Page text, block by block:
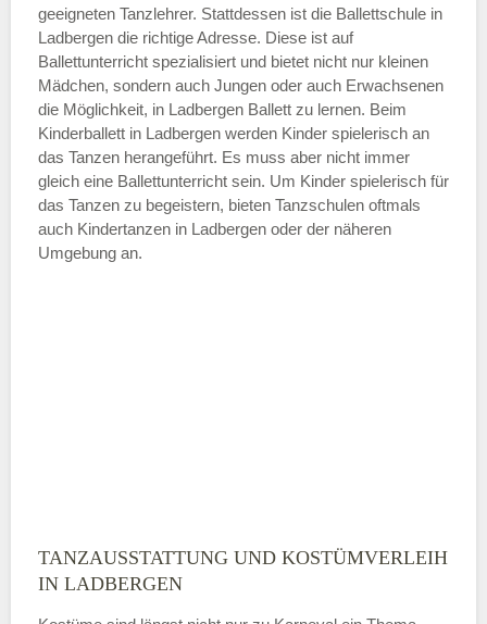
—
ÖFFNUNGSZEITEN HINZUFÜGEN
Samstag
geeigneten Tanzlehrer. Stattdessen ist die Ballettschule in
Ladbergen die richtige Adresse. Diese ist auf
Ballettunterricht spezialisiert und bietet nicht nur kleinen
Mädchen, sondern auch Jungen oder auch Erwachsenen
die Möglichkeit, in Ladbergen Ballett zu lernen. Beim
Kinderballett in Ladbergen werden Kinder spielerisch an
das Tanzen herangeführt. Es muss aber nicht immer
gleich eine Ballettunterricht sein. Um Kinder spielerisch für
das Tanzen zu begeistern, bieten Tanzschulen oftmals
auch Kindertanzen in Ladbergen oder der näheren
Umgebung an.
TANZAUSSTATTUNG UND KOSTÜMVERLEIH
IN LADBERGEN